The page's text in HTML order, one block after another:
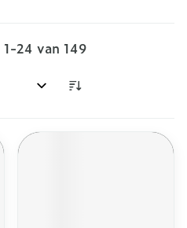
1-24 van 149